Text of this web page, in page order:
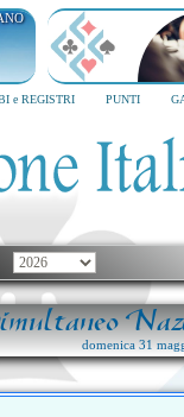
e REGISTRI PUNTI
domenica 31